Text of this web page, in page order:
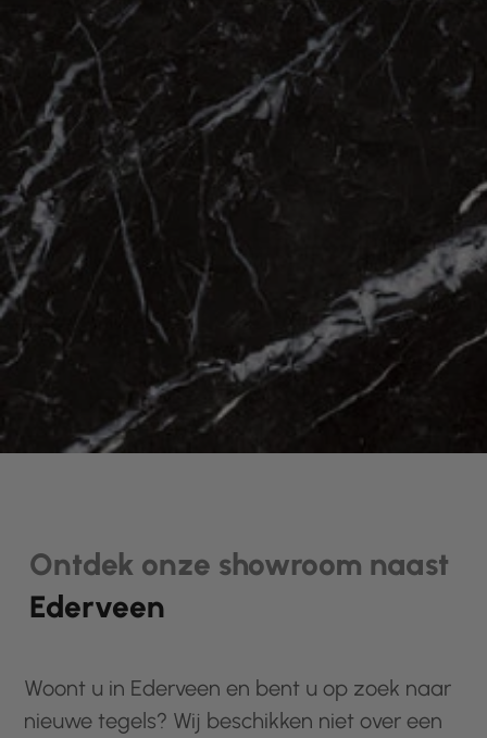
Ontdek onze showroom naast
Ederveen
Woont u in Ederveen en bent u op zoek naar
nieuwe tegels? Wij beschikken niet over een